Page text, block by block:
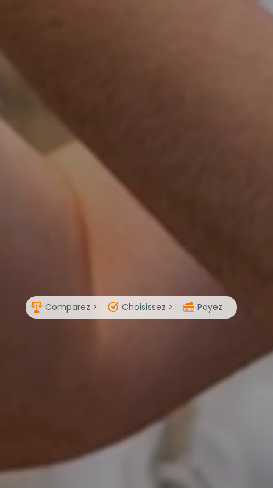
Comparez > Choisissez > Payez